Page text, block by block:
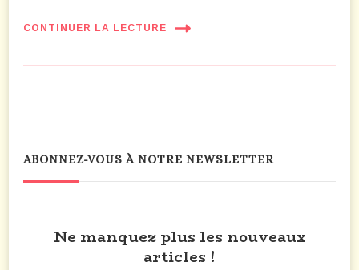
CONTINUER LA LECTURE
ABONNEZ-VOUS À NOTRE NEWSLETTER
Ne manquez plus les nouveaux
articles !